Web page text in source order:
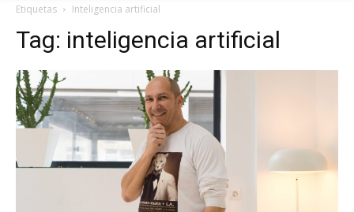
Etiquetas Inteligencia artificial
Tag: inteligencia artificial